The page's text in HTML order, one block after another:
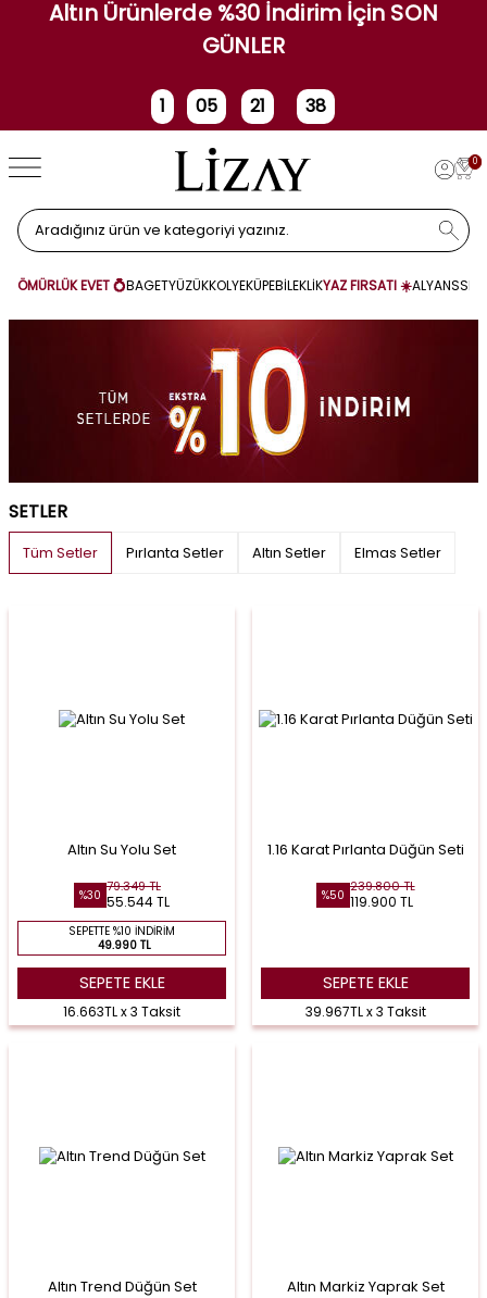
Altın Ürünlerde %30 İndirim İçin SON
GÜNLER
1
Gün
05
Saat
21 37
0
ÖMÜRLÜK EVET 💍BAGETYÜZÜKKOLYEKÜPEBİLEKLİKYAZ FIRSATI ☀️ALYANS
SETLER
Tüm Setler Pırlanta Setler Altın Setler Elmas Setler
Altın Su Yolu Set
%30 79.349 TL
55.544 TL
SEPETTE %10 İNDIRIM
49.990 TL
SEPETE EKLE
16.663TL x 3 Taksit
1.16 Karat Pırlanta Düğün Seti
%50 239.800 TL
119.900 TL
SEPETE EKLE
39.967TL x 3 Taksit
Altın Trend Düğün Set Altın Markiz Yaprak Set